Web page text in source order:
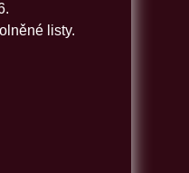
listy.